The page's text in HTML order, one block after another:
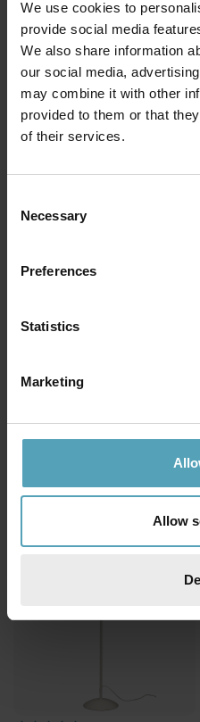
We use cookies to
provide social media
We also share information
our social media,
may combine it with other
provided to them or that
of their services.
Selection
Necessary
Preferences
Statistics
Marketing
Allow
ANETA LIGHTING
Sandnes 1 golvlampa
729 kr
Rek. 1 299 kr
LUCIDE
999 kr
PRISMATCH